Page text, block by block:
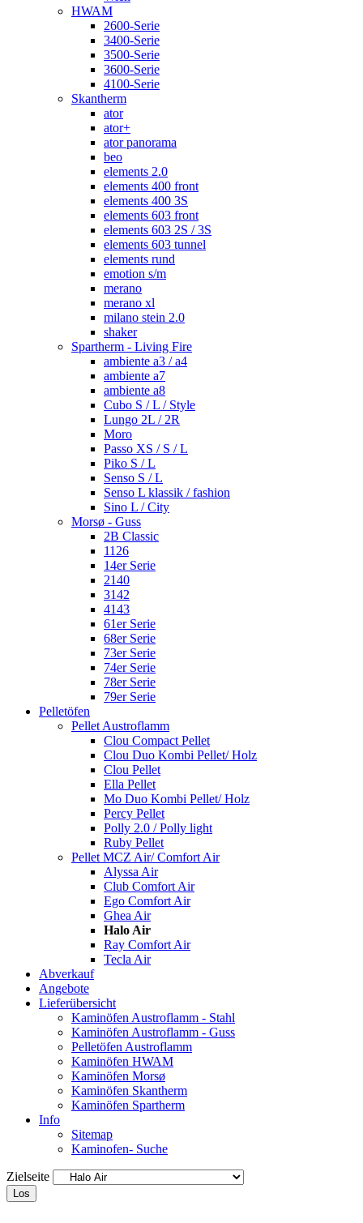
HWAM
2600-Serie
3400-Serie
3500-Serie
3600-Serie
4100-Serie
Skantherm
ator
ator+
ator panorama
beo
elements 2.0
elements 400 front
elements 400 3S
elements 603 front
elements 603 2S / 3S
elements 603 tunnel
elements rund
emotion s/m
merano
merano xl
milano stein 2.0
shaker
Spartherm - Living Fire
ambiente a3 / a4
ambiente a7
ambiente a8
Cubo S / L / Style
Lungo 2L / 2R
Moro
Passo XS / S / L
Piko S / L
Senso S / L
Senso L klassik / fashion
Sino L / City
Morsø - Guss
2B Classic
1126
14er Serie
2140
3142
4143
61er Serie
68er Serie
73er Serie
74er Serie
78er Serie
79er Serie
Pelletöfen
Pellet Austroflamm
Clou Compact Pellet
Clou Duo Kombi Pellet/ Holz
Clou Pellet
Ella Pellet
Mo Duo Kombi Pellet/ Holz
Percy Pellet
Polly 2.0 / Polly light
Ruby Pellet
Pellet MCZ Air/ Comfort Air
Alyssa Air
Club Comfort Air
Ego Comfort Air
Ghea Air
Halo Air
Ray Comfort Air
Tecla Air
Abverkauf
Angebote
Lieferübersicht
Kaminöfen Austroflamm - Stahl
Kaminöfen Austroflamm - Guss
Pelletöfen Austroflamm
Kaminöfen HWAM
Kaminöfen Morsø
Kaminöfen Skantherm
Kaminöfen Spartherm
Info
Sitemap
Kaminofen- Suche
Zielseite
Los